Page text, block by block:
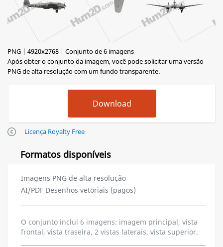
PNG | 4920x2768 | Conjunto de 6 imagens
Após obter o conjunto da imagem, você pode solicitar uma versão
PNG de alta resolução com um fundo transparente.
Licença Royalty Free
Formatos disponíveis
Imagens PNG de alta resolução
AI/PDF Desenhos vetoriais (pagos)
O conjunto inclui 6 imagens: imagem principal, vista
frontal, vista traseira, 2 vistas laterais, vista superior.